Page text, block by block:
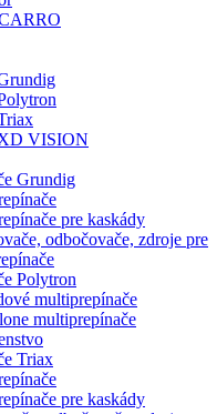
VISION
Grundig
pre kaskády
odbočovače, zdroje pre
Polytron
multiprepínače
multiprepínače
Triax
pre kaskády